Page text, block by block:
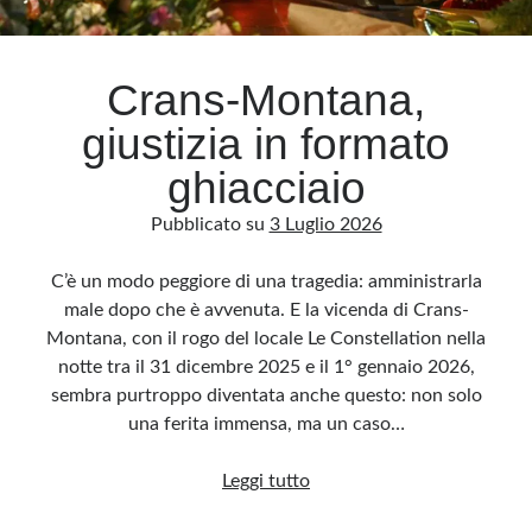
Archivio
Questo blog non rappresenta una testata giornalistica, in quanto viene aggiornato
sensi della legge n· 62 del 7.03.2001. L’autore non è responsabile di quanto
pubblicato dai lettori nei commenti ai vari post. Saranno comunque cancellati quelli
ritenuti offensivi o lesivi dell’immagine o dell’onorabilità di terzi, di genere spam,
razzisti o che contengano dati personali non conformi al rispetto delle norme sulla
privacy. Alcune immagini inserite in questo blog sono tratte da Internet e, pertanto,
immediatamente rimosse. L’autore del blog non è responsabile dei siti collegati
Crans-Montana,
giustizia in formato
ghiacciaio
Pubblicato su 3 Luglio 2026
C’è un modo peggiore di una tragedia: amministrarla
male dopo che è avvenuta. E la vicenda di Crans-
Montana, con il rogo del locale Le Constellation nella
notte tra il 31 dicembre 2025 e il 1° gennaio 2026,
sembra purtroppo diventata anche questo: non solo
una ferita immensa, ma un caso…
Leggi tuttoCrans-